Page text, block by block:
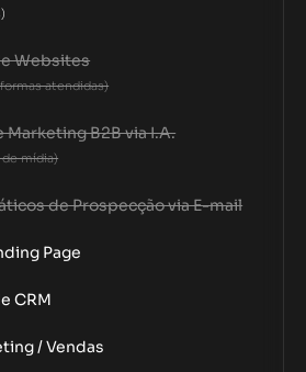
Websites
atendidas)
Marketing B2B via I.A.
mídia)
de Prospecção via E-mail
Page
CRM
/ Vendas